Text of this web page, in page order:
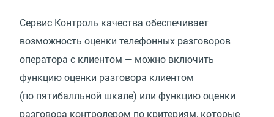
Сервис Контроль качества обеспечивает
возможность оценки телефонных разговоров
оператора с клиентом — можно включить
функцию оценки разговора клиентом
(по пятибалльной шкале) или функцию оценки
разговора контролером по критериям, которые